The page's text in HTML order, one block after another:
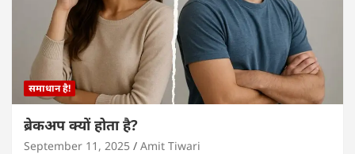
समाधान है!
ब्रेकअप क्यों होता है?
September 11, 2025 Amit Tiwari